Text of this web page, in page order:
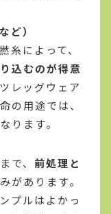
ど）
糸によって、
込むのが得意
レッグウェア
の用途では、
ります。
で、 前処理と
があります。
プルはよかっ